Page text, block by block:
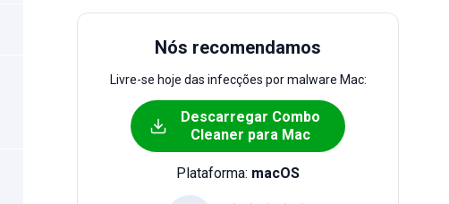
Nós recomendamos
Livre-se hoje das infecções por malware Mac:
Descarregar Combo
Cleaner para Mac
Plataforma: macOS